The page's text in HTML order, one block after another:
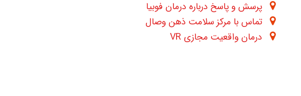
پرسش و پاسخ درباره درمان فوبیا
تماس با مرکز سلامت ذهن وصال
درمان واقعیت مجازی VR